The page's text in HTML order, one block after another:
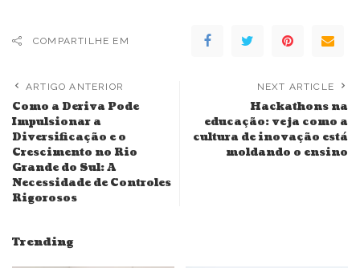
COMPARTILHE EM
ARTIGO ANTERIOR
Como a Deriva Pode
Impulsionar a
Diversificação e o
Crescimento no Rio
Grande do Sul: A
Necessidade de Controles
Rigorosos
NEXT ARTICLE
Hackathons na
educação: veja como a
cultura de inovação está
moldando o ensino
Trending